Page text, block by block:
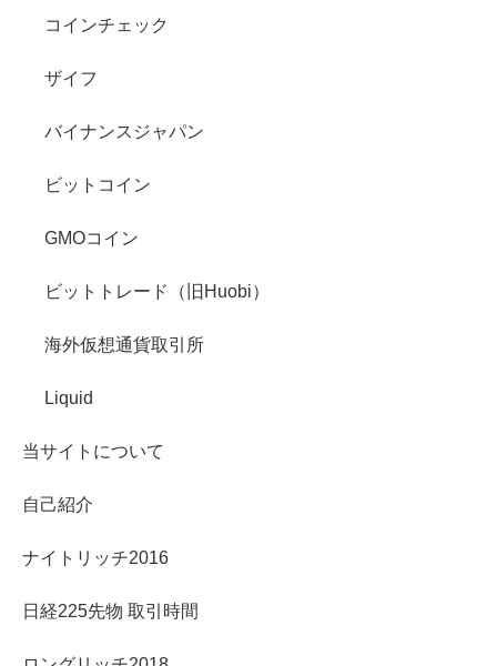
コインチェック
ザイフ
バイナンスジャパン
ビットコイン
GMOコイン
ビットトレード（旧Huobi）
海外仮想通貨取引所
Liquid
当サイトについて
自己紹介
ナイトリッチ2016
日経225先物 取引時間